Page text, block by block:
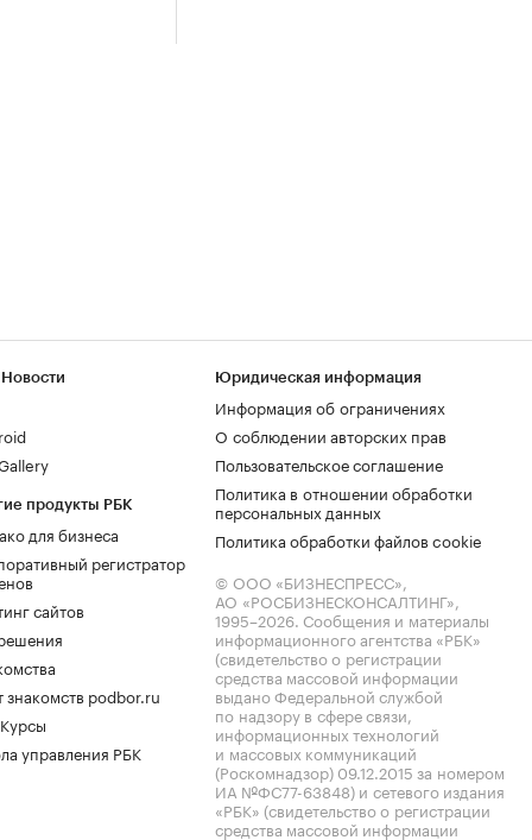
продукты РБК
для бизнеса
регистратор
сайтов
знакомств podbor.ru
управления РБК
Юридическая информация
Информация об ограничениях
О соблюдении авторских прав
Пользовательское соглашение
Политика в отношении обработки
персональных данных
Политика обработки файлов cookie
© ООО «БИЗНЕСПРЕСС»,
АО «РОСБИЗНЕСКОНСАЛТИНГ»,
1995–2026. Сообщения и материалы
информационного агентства «РБК»
(свидетельство о регистрации
средства массовой информации
выдано Федеральной службой
по надзору в сфере связи,
информационных технологий
и массовых коммуникаций
(Роскомнадзор) 09.12.2015 за номером
ИА №ФС77-63848) и сетевого издания
«РБК» (свидетельство о регистрации
средства массовой информации